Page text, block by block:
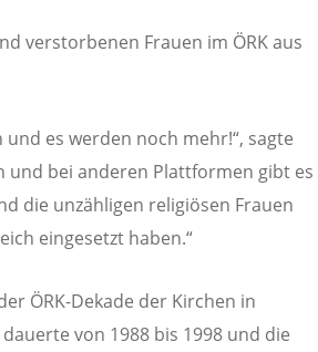
verstorbenen Frauen im ÖRK aus
es werden noch mehr!“, sagte
und bei anderen Plattformen gibt es
die unzähligen religiösen Frauen
eingesetzt haben.“
ÖRK-Dekade der Kirchen in
von 1988 bis 1998 und die